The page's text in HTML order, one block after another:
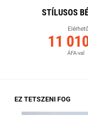
STÍLUSOS
11
ÁFA-val
EZ TETSZENI FOG